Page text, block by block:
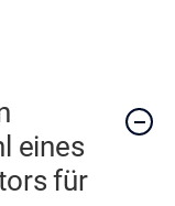
eines
für